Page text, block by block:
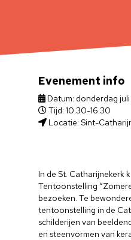
In de St. Catharijnekerk
Tentoonstelling
bezoeken. Te
tentoonstelling in de
schilderijen van
en steenvormen van
Evenement info
Datum: donderdag juli
Tijd: 10.30-16.30
Locatie: Sint-